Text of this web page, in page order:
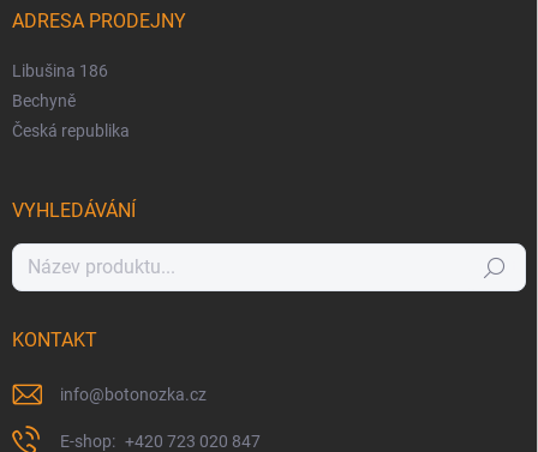
ADRESA PRODEJNY
Libušina 186
Bechyně
Česká republika
VYHLEDÁVÁNÍ
Hledat
KONTAKT
info@botonozka.cz
+420 723 020 847